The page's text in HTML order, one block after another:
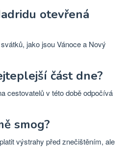
otevřená
jako jsou Vánoce a Nový
část dne?
cestovatelů v této době odpočívá
smog?
výstrahy před znečištěním, ale